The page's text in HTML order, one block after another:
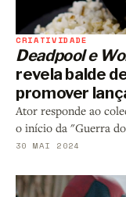
CRIATIVIDADE
Deadpool e
revela balde
promover
Ator responde ao
o início da "Guerra
30 MAI 2024